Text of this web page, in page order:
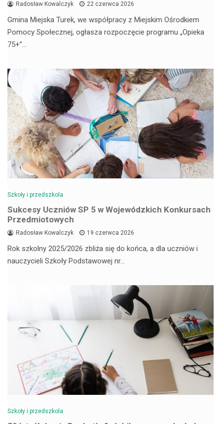
Radosław Kowalczyk 22 czerwca 2026
Gmina Miejska Turek, we współpracy z Miejskim Ośrodkiem
Pomocy Społecznej, ogłasza rozpoczęcie programu „Opieka
75+”…
Szkoły i przedszkola
Sukcesy Uczniów SP 5 w Wojewódzkich Konkursach
Przedmiotowych
Radosław Kowalczyk 19 czerwca 2026
Rok szkolny 2025/2026 zbliża się do końca, a dla uczniów i
nauczycieli Szkoły Podstawowej nr…
Szkoły i przedszkola